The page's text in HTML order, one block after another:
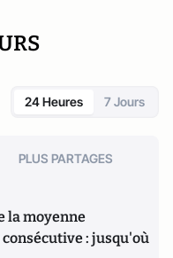
24 Heures 7 Jours
PLUS PARTAGES
la moyenne
: jusqu'où